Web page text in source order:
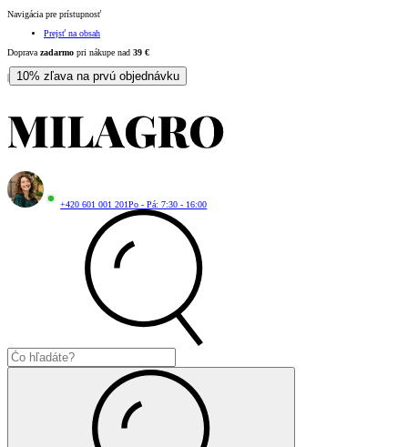
Navigácia pre prístupnosť
Prejsť na obsah
Doprava zadarmo pri nákupe nad 39 €
| 10% zľava na prvú objednávku
+420 601 001 201Po - Pá: 7:30 - 16:00